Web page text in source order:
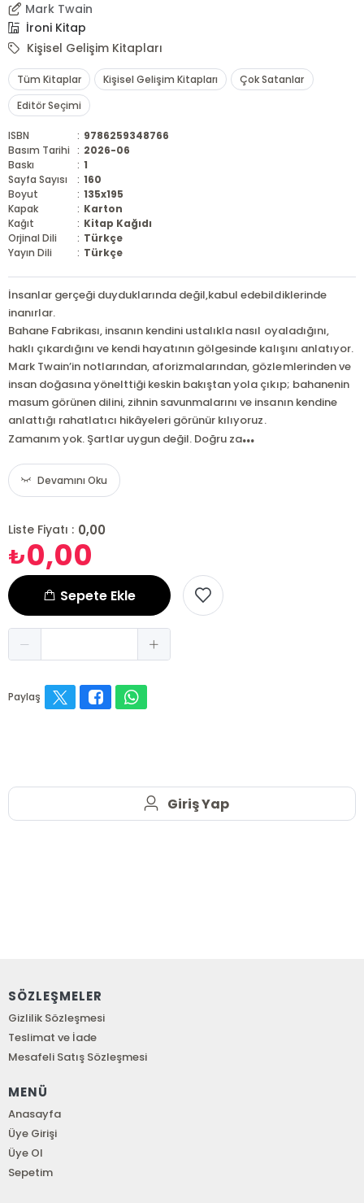
Mark Twain
İroni Kitap
Kişisel Gelişim Kitapları
Tüm Kitaplar Kişisel Gelişim Kitapları
Çok Satanlar
Editör Seçimi
ISBN : 9786259348766
Basım Tarihi : 2026-06
Baskı
: 1
Sayfa Sayısı
: 160
Boyut
: 135x195
Kapak
: Karton
Kağıt
: Kitap Kağıdı
Orjinal Dili
: Türkçe
Yayın Dili
: Türkçe
İnsanlar gerçeği duyduklarında değil,kabul edebildiklerinde
inanırlar.
Bahane Fabrikası, insanın kendini ustalıkla nasıl oyaladığını,
haklı çıkardığını ve kendi hayatının gölgesinde kalışını anlatıyor.
Mark Twain’in notlarından, aforizmalarından, gözlemlerinden ve
insan doğasına yönelttiği keskin bakıştan yola çıkıp; bahanenin
masum görünen dilini, zihnin savunmalarını ve insanın kendine
anlattığı rahatlatıcı hikâyeleri görünür kılıyoruz.
Zamanım yok. Şartlar uygun değil. Doğru za...
Devamını Oku
Liste Fiyatı : 0,00
₺0,00
Sepete Ekle
Paylaş
Giriş Yap
SÖZLEŞMELER
Gizlilik Sözleşmesi
Teslimat ve İade
Mesafeli Satış Sözleşmesi
MENÜ
Anasayfa
Üye Girişi
Üye Ol
Sepetim